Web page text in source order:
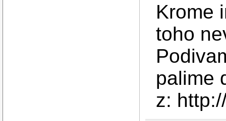
Krome
toho
palime
z: